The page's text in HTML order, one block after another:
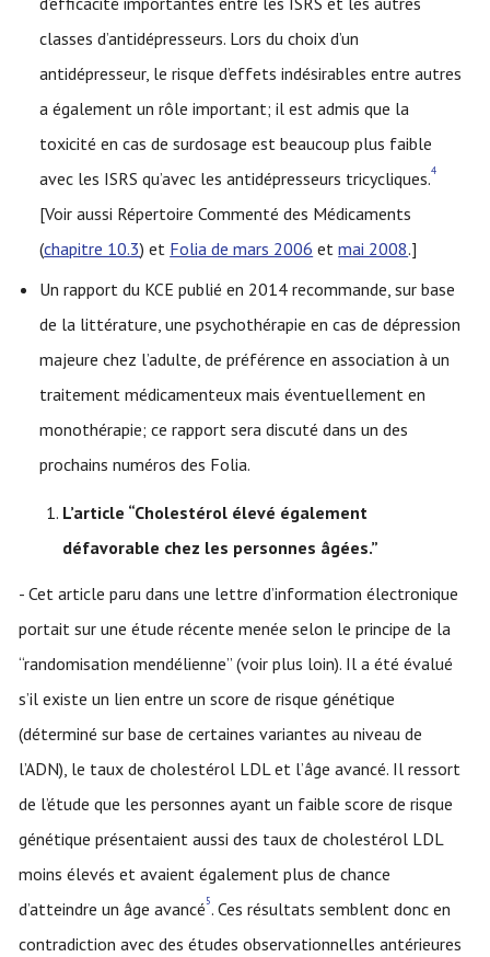
classes d’antidépresseurs. Lors du choix d’un
antidépresseur, le risque d’effets indésirables entre autres
a également un rôle important; il est admis que la
toxicité en cas de surdosage est beaucoup plus faible
avec les ISRS qu’avec les antidépresseurs tricycliques.4
[Voir aussi Répertoire Commenté des Médicaments
(chapitre 10.3) et Folia de mars 2006 etmai 2008.]
Un rapport du KCE publié en 2014 recommande, sur base
de la littérature, une psychothérapie en cas de dépression
majeure chez l’adulte, de préférence en association à un
traitement médicamenteux mais éventuellement en
monothérapie; ce rapport sera discuté dans un des
prochains numéros des Folia.
L’article “Cholestérol élevé également
défavorable chez les personnes âgées.”
- Cet article paru dans une lettre d’information électronique
portait sur une étude récente menée selon le principe de la
“randomisation mendélienne” (voir plus loin). Il a été évalué
s’il existe un lien entre un score de risque génétique
(déterminé sur base de certaines variantes au niveau de
l’ADN), le taux de cholestérol LDL et l’âge avancé. Il ressort
de l’étude que les personnes ayant un faible score de risque
génétique présentaient aussi des taux de cholestérol LDL
moins élevés et avaient également plus de chance
d’atteindre un âge avancé5. Ces résultats semblent donc en
contradiction avec des études observationnelles antérieures